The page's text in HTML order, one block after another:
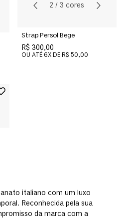
2 / 3 cores
Strap Persol Bege
R$ 300,00
OU ATÉ 6X DE R$ 50,00
italiano com um luxo
Reconhecida pela sua
da marca com a